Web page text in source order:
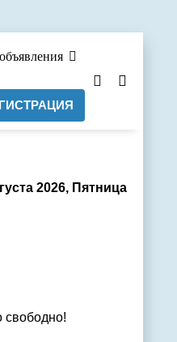
2026, Пятница